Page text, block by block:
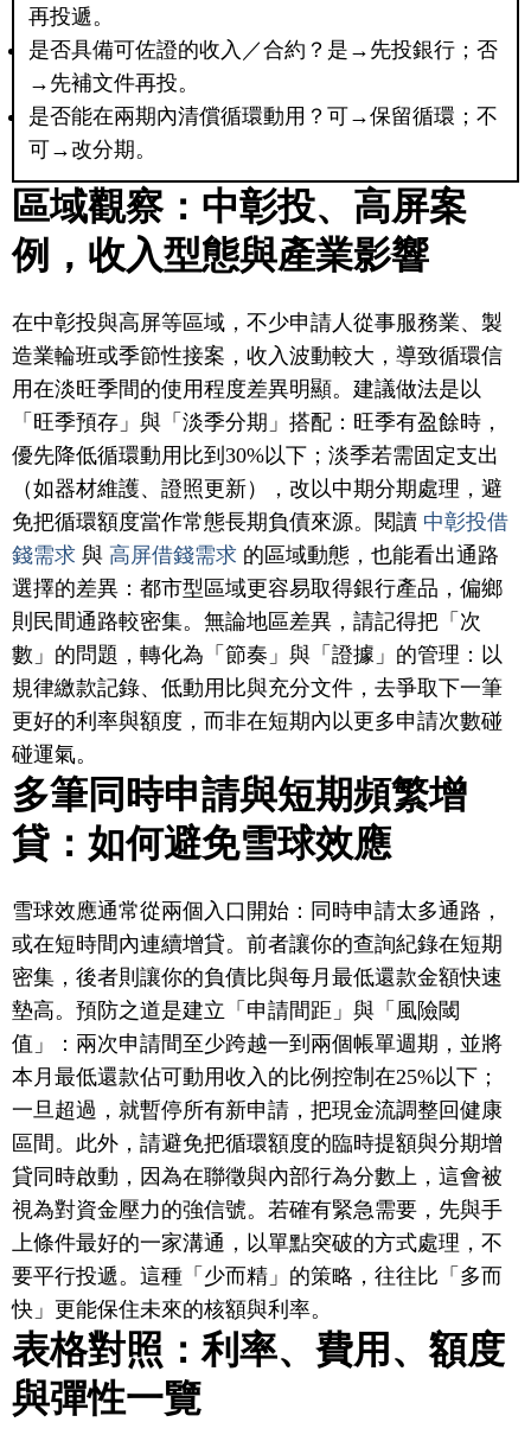
再投遞。
是否具備可佐證的收入／合約？是→先投銀行；否
→先補文件再投。
是否能在兩期內清償循環動用？可→保留循環；不
可→改分期。
區域觀察：中彰投、高屏案
例，收入型態與產業影響
在中彰投與高屏等區域，不少申請人從事服務業、製
造業輪班或季節性接案，收入波動較大，導致循環信
用在淡旺季間的使用程度差異明顯。建議做法是以
「旺季預存」與「淡季分期」搭配：旺季有盈餘時，
優先降低循環動用比到30%以下；淡季若需固定支出
（如器材維護、證照更新），改以中期分期處理，避
免把循環額度當作常態長期負債來源。閱讀 中彰投借
錢需求 與 高屏借錢需求 的區域動態，也能看出通路
選擇的差異：都市型區域更容易取得銀行產品，偏鄉
則民間通路較密集。無論地區差異，請記得把「次
數」的問題，轉化為「節奏」與「證據」的管理：以
規律繳款記錄、低動用比與充分文件，去爭取下一筆
更好的利率與額度，而非在短期內以更多申請次數碰
碰運氣。
多筆同時申請與短期頻繁增
貸：如何避免雪球效應
雪球效應通常從兩個入口開始：同時申請太多通路，
或在短時間內連續增貸。前者讓你的查詢紀錄在短期
密集，後者則讓你的負債比與每月最低還款金額快速
墊高。預防之道是建立「申請間距」與「風險閾
值」：兩次申請間至少跨越一到兩個帳單週期，並將
本月最低還款佔可動用收入的比例控制在25%以下；
一旦超過，就暫停所有新申請，把現金流調整回健康
區間。此外，請避免把循環額度的臨時提額與分期增
貸同時啟動，因為在聯徵與內部行為分數上，這會被
視為對資金壓力的強信號。若確有緊急需要，先與手
上條件最好的一家溝通，以單點突破的方式處理，不
要平行投遞。這種「少而精」的策略，往往比「多而
快」更能保住未來的核額與利率。
表格對照：利率、費用、額度
與彈性一覽